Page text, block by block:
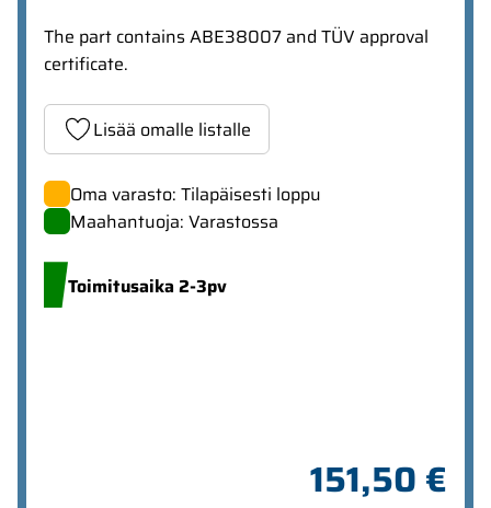
The part contains ABE38007 and TÜV approval
certificate.
Lisää omalle listalle
Oma varasto: Tilapäisesti loppu
Maahantuoja: Varastossa
Toimitusaika 2-3pv
151,50 €